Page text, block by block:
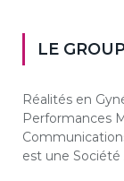
LE
Réalités en
Performances
est une